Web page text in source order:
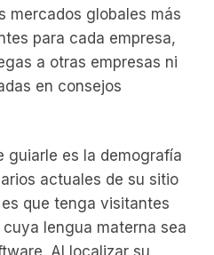
mercados globales más
para cada empresa,
a otras empresas ni
en consejos
guiarle es la demografía
actuales de su sitio
que tenga visitantes
lengua materna sea
Al localizar su